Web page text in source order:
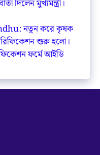
দিলেন মুখ্যমন্ত্রী।
নতুন করে কৃষক
শুরু হলো।
ফর্মে আইডি